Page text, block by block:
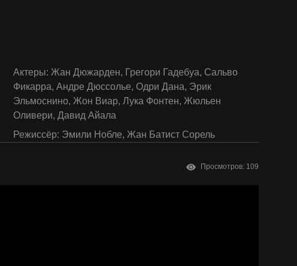
Актеры: Жан Дюжарден, Грегори Гадебуа, Сальво
Фикарра, Андре Дюссолье, Одри Дана, Эрик
Эльмоснино, Жон Виар, Лука Фонтен, Жюльен
Оливери, Давид Айала
Режиссёр: Эмили Нобле, Жан Батист Сорель
Просмотров: 109